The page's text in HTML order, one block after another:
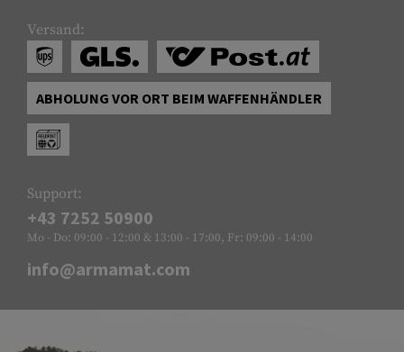
Versand:
ABHOLUNG VOR ORT BEIM WAFFENHÄNDLER
Support:
+43 7252 50900
Mo - Do: 09:00 - 12:00 & 13:00 - 17:00, Fr: 09:00 - 14:00
info@armamat.com